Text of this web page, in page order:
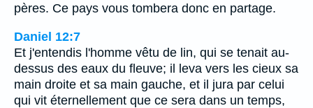
pères. Ce pays vous tombera donc en partage.
Daniel 12:7
Et j'entendis l'homme vêtu de lin, qui se tenait au-
dessus des eaux du fleuve; il leva vers les cieux sa
main droite et sa main gauche, et il jura par celui
qui vit éternellement que ce sera dans un temps,